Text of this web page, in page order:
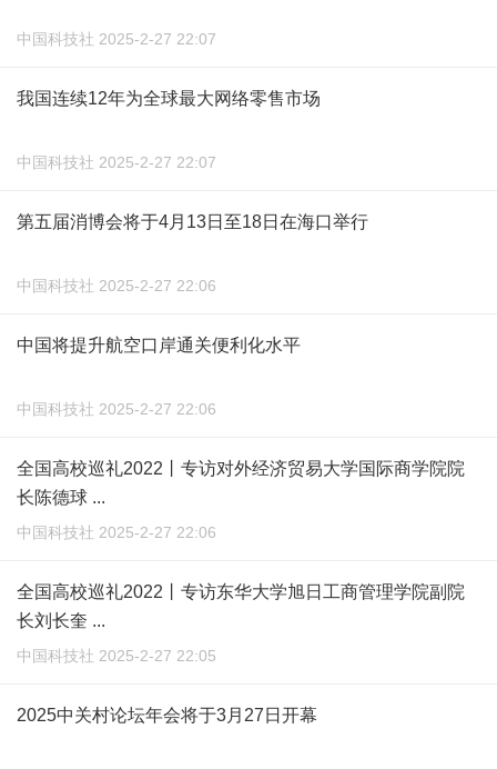
中国科技社 2025-2-27 22:07
我国连续12年为全球最大网络零售市场
中国科技社 2025-2-27 22:07
第五届消博会将于4月13日至18日在海口举行
中国科技社 2025-2-27 22:06
中国将提升航空口岸通关便利化水平
中国科技社 2025-2-27 22:06
全国高校巡礼2022丨专访对外经济贸易大学国际商学院院
长陈德球 ...
中国科技社 2025-2-27 22:06
全国高校巡礼2022丨专访东华大学旭日工商管理学院副院
长刘长奎 ...
中国科技社 2025-2-27 22:05
2025中关村论坛年会将于3月27日开幕